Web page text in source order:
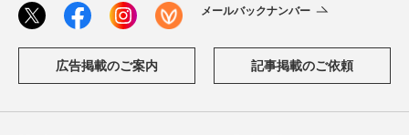
メールバックナンバー
広告掲載のご案内 記事掲載のご依頼